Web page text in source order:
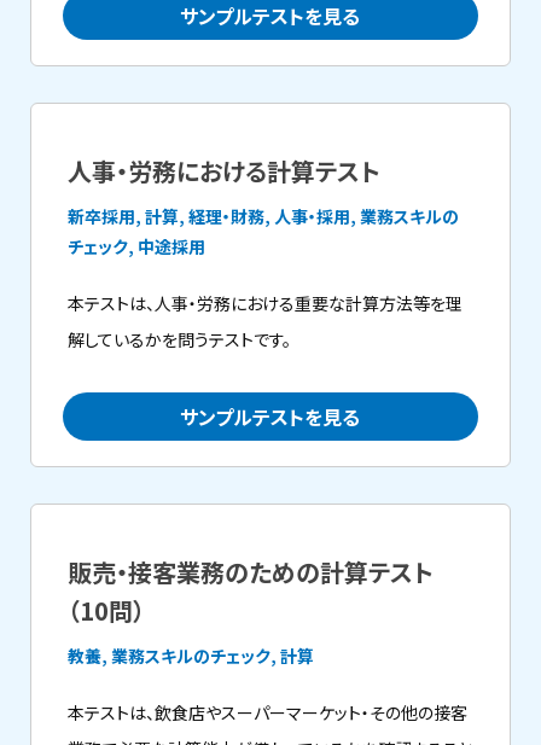
サンプルテストを見る
人事・労務における計算テスト
新卒採用, 計算, 経理・財務, 人事・採用, 業務スキルの
チェック, 中途採用
本テストは、人事・労務における重要な計算方法等を理
解しているかを問うテストです。
サンプルテストを見る
販売・接客業務のための計算テスト
（10問）
教養, 業務スキルのチェック, 計算
本テストは、飲食店やスーパーマーケット・その他の接客